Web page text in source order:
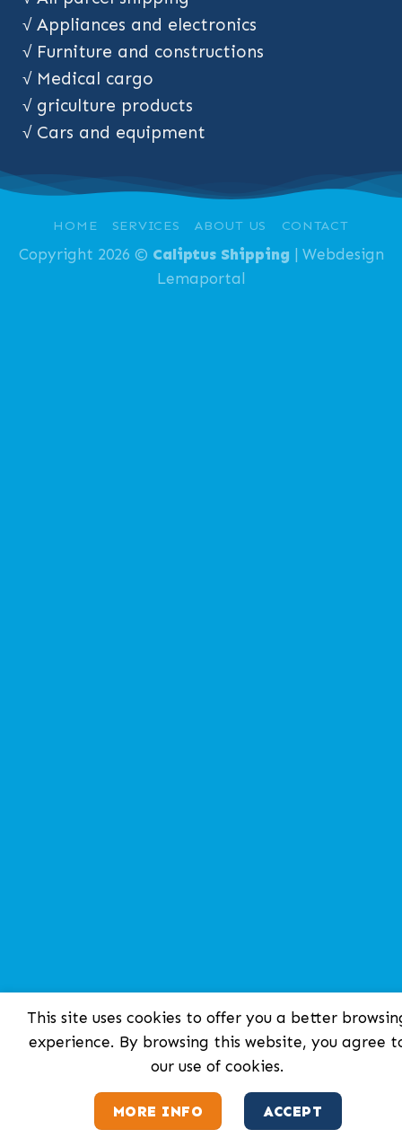
√ Appliances and electronics
√ Furniture and constructions
√ Medical cargo
√ griculture products
√ Cars and equipment
HOME SERVICES ABOUT US CONTACT
Copyright 2026 © Caliptus Shipping | Webdesign
Lemaportal
This site uses cookies to offer you a better
experience. By browsing this website, you agree
our use of cookies.
MORE INFO ACCEPT